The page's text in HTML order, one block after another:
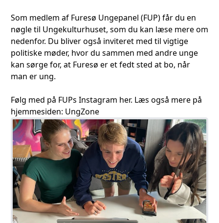
Som medlem af Furesø Ungepanel (FUP) får du en
nøgle til Ungekulturhuset, som du kan læse mere om
nedenfor. Du bliver også inviteret med til vigtige
politiske møder, hvor du sammen med andre unge
kan sørge for, at Furesø er et fedt sted at bo, når
man er ung.
Følg med på FUPs Instagram her. Læs også mere på
hjemmesiden: UngZone